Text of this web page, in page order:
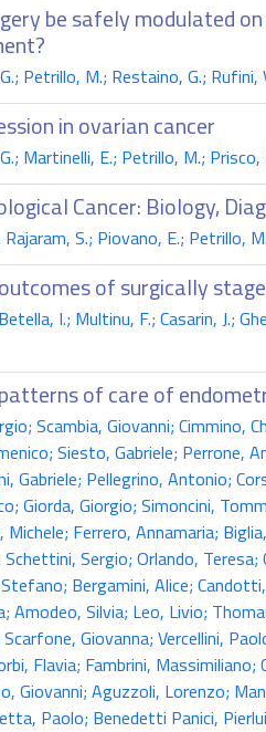
be safely modulated
Petrillo, M.; Restaino, G.; Rufini,
in ovarian cancer
Martinelli, E.; Petrillo, M.; Prisco,
Cancer: Biology,
S.; Piovano, E.; Petrillo, M.
of surgically
I.; Multinu, F.; Casarin, J.;
of care of
Scambia, Giovanni; Cimmino,
Siesto, Gabriele; Perrone,
Gabriele; Pellegrino, Antonio;
Giorda, Giorgio; Simoncini,
Michele; Ferrero, Annamaria;
Sergio; Orlando,
Bergamini, Alice;
Amodeo, Silvia; Leo, Livio;
Giovanna; Vercellini,
Flavia; Fambrini,
Giovanni; Aguzzoli, Lorenzo;
Paolo; Benedetti Panici,